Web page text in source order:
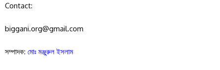
Contact:
biggani.org@gmail.com
সম্পাদক: মোঃ মঞ্জুরুল ইসলাম